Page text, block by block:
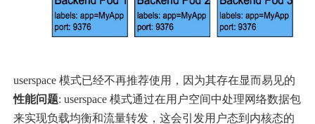
userspace 模式已经不再推荐使用，因为其存在显而易见的
性能问题: userspace 模式通过在用户空间中处理网络数据包
来实现负载均衡和流量转发，这会引发用户态到内核态的